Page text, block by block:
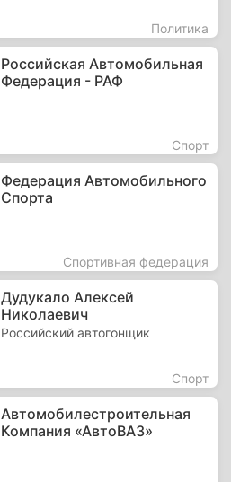
Политика
Российская Автомобильная
Федерация - РАФ
Спорт
Федерация Автомобильного
Спорта
Спортивная федерация
Дудукало Алексей
Николаевич
Российский автогонщик
Спорт
Автомобилестроительная
Компания «АвтоВАЗ»